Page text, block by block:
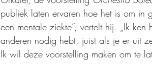
publiek laten ervaren hoe het is om in
een mentale ziekte”, vertelt hij. „Ik
anderen nodig hebt, juist als je er uit
Ik wil deze voorstelling maken om te